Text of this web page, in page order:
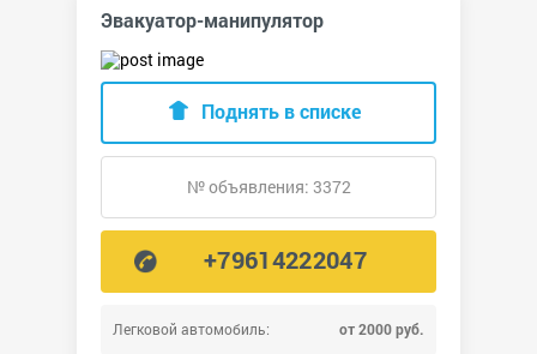
Эвакуатор-манипулятор
Легковой автомобиль: от 2000 руб.
Поднять в списке
№ объявления: 3372
+79614222047